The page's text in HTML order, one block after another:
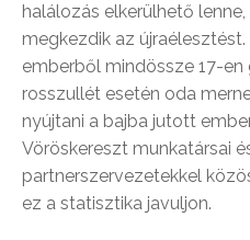
halálozás elkerülhető
megkezdik az újraélesztést.
emberből mindössze 17-
rosszullét esetén oda
nyújtani a bajba jutott
Vöröskereszt munkatársai
partnerszervezetekkel
ez a statisztika javuljon.